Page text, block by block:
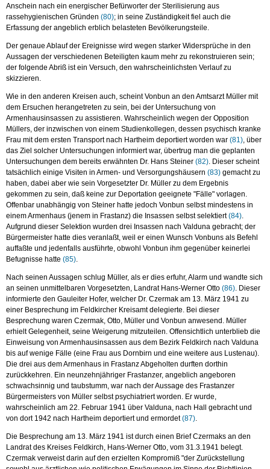
Anschein nach ein energischer Befürworter der Sterilisierung aus
rassehygienischen Gründen (80); in seine Zuständigkeit fiel auch die
Erfassung der angeblich erblich belasteten Bevölkerungsteile.
Der genaue Ablauf der Ereignisse wird wegen starker Widersprüche in den
Aussagen der verschiedenen Beteiligten kaum mehr zu rekonstruieren sein;
der folgende Abriß ist ein Versuch, den wahrscheinlichsten Verlauf zu
skizzieren.
Wie in den anderen Kreisen auch, scheint Vonbun an den Amtsarzt Müller mit
dem Ersuchen herangetreten zu sein, bei der Untersuchung von
Armenhausinsassen zu assistieren. Wahrscheinlich wegen der Opposition
Müllers, der inzwischen von einem Studienkollegen, dessen psychisch kranke
Frau mit dem ersten Transport nach Hartheim deportiert worden war (81), über
das Ziel solcher Untersuchungen informiert war, übertrug man die geplanten
Untersuchungen dem bereits erwähnten Dr. Hans Steiner (82). Dieser scheint
tatsächlich einige Visiten in Armen- und Versorgungshäusern (83) gemacht zu
haben, dabei aber wie sein Vorgesetzter Dr. Müller zu dem Ergebnis
gekommen zu sein, daß keine zur Deportation geeignete "Fälle" vorlagen.
Offenbar unabhängig von Steiner hatte jedoch Vonbun selbst mindestens in
einem Armenhaus (jenem in Frastanz) die Insassen selbst selektiert(84).
Aufgrund dieser Selektion wurden drei Insassen nach Valduna gebracht; der
Bürgermeister hatte dies veranlaßt, weil er einen Wunsch Vonbuns als Befehl
auffaßte und jedenfalls ausführte, obwohl Vonbun ihm gegenüber keinerlei
Befugnisse hatte (85).
Nach seinen Aussagen schlug Müller, als er dies erfuhr, Alarm und wandte sich
an seinen unmittelbaren Vorgesetzten, Landrat Hans-Werner Otto (86). Dieser
informierte den Gauleiter Hofer, welcher Dr. Czermak am 13. März 1941 zu
einer Besprechung im Feldkircher Kreisamt delegierte. Bei dieser
Besprechung waren Czermak, Otto, Müller und Vonbun anwesend. Müller
erhielt Gelegenheit, seine Weigerung mitzuteilen. Offensichtlich unterblieb die
Einweisung von Armenhausinsassen aus dem Bezirk Feldkirch nach Valduna
bis auf wenige Fälle (eine Frau aus Dornbirn und eine weitere aus Lustenau).
Die drei aus dem Armenhaus in Frastanz Abgeholten durften dorthin
zurückkehren. Ein neunzehnjähriger Frastanzer, angeblich angeboren
schwachsinnig und taubstumm, war nach der Aussage des Frastanzer
Bürgermeisters von Müller selbst psychiatriert worden. Er wurde,
wahrscheinlich am 22. Februar 1941 über Valduna, nach Hall gebracht und
von dort 1942 nach Hartheim deportiert und ermordet(87).
Die Besprechung am 13. März 1941 ist durch einen Brief Czermaks an den
Landrat des Kreises Feldkirch, Hans-Werner Otto, vom 31.3.1941 belegt.
Czermak verweist darin auf den erzielten Kompromiß "der Zurückstellung